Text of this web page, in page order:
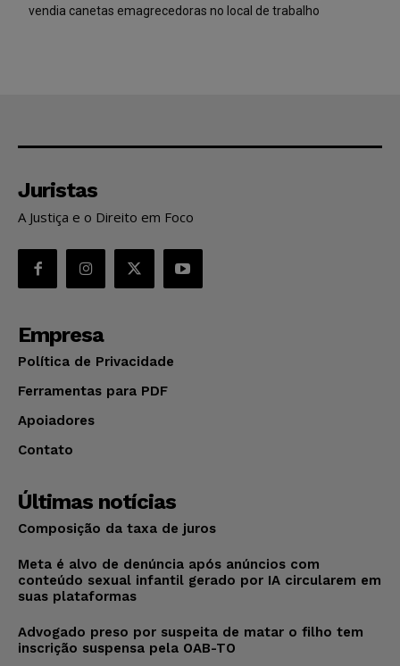
vendia canetas emagrecedoras no local de trabalho
Juristas
A Justiça e o Direito em Foco
Empresa
Política de Privacidade
Ferramentas para PDF
Apoiadores
Contato
Últimas notícias
Composição da taxa de juros
Meta é alvo de denúncia após anúncios com
conteúdo sexual infantil gerado por IA circularem em
suas plataformas
Advogado preso por suspeita de matar o filho tem
inscrição suspensa pela OAB-TO